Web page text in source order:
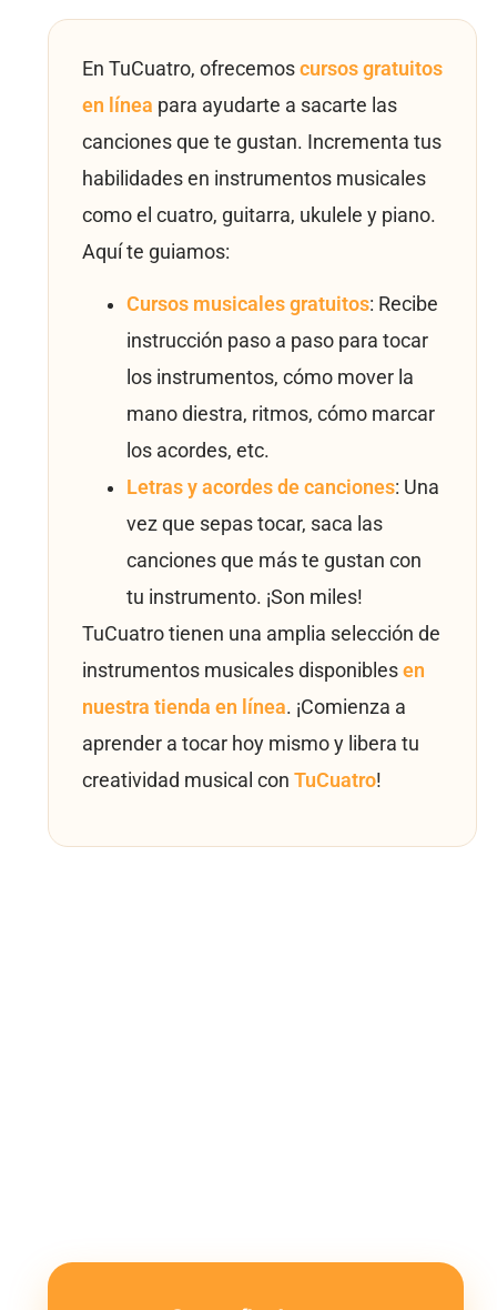
En TuCuatro, ofrecemos cursos gratuitos
en línea para ayudarte a sacarte las
canciones que te gustan. Incrementa tus
habilidades en instrumentos musicales
como el cuatro, guitarra, ukulele y piano.
Aquí te guiamos:
Cursos musicales gratuitos: Recibe
instrucción paso a paso para tocar
los instrumentos, cómo mover la
mano diestra, ritmos, cómo marcar
los acordes, etc.
Letras y acordes de canciones: Una
vez que sepas tocar, saca las
canciones que más te gustan con
tu instrumento. ¡Son miles!
TuCuatro tienen una amplia selección de
instrumentos musicales disponibles en
nuestra tienda en línea. ¡Comienza a
aprender a tocar hoy mismo y libera tu
creatividad musical con TuCuatro!